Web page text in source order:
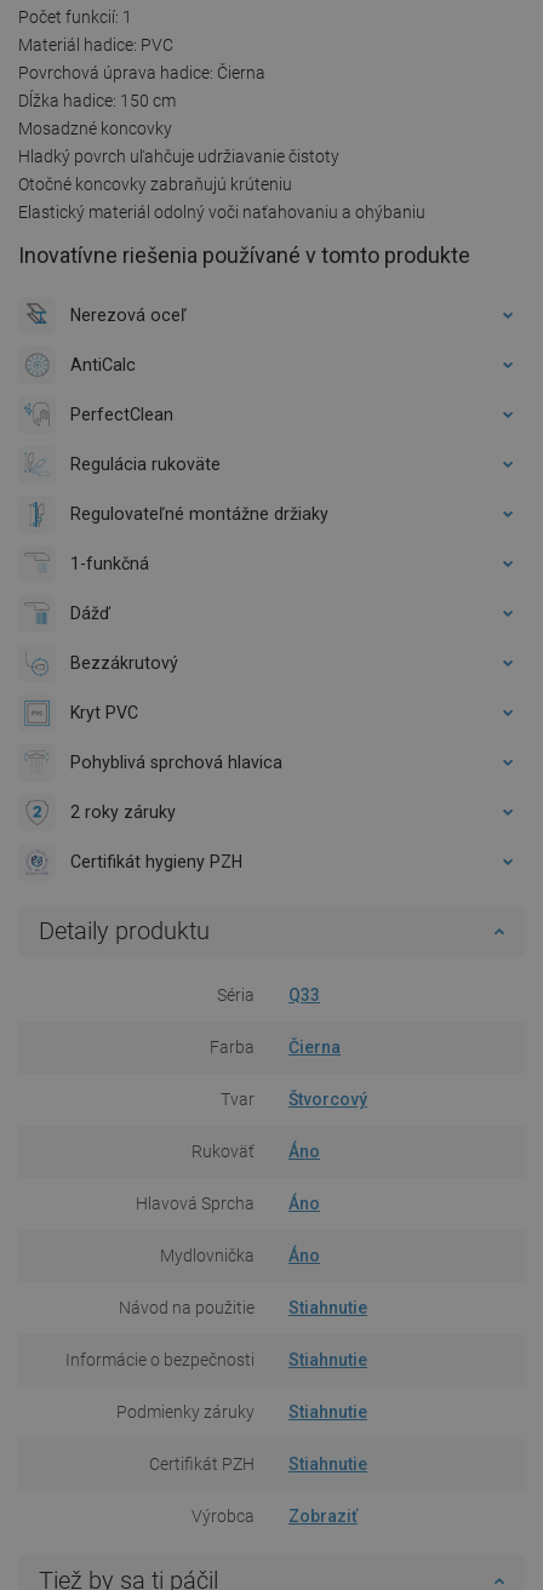
Počet funkcií: 1
Materiál hadice: PVC
Povrchová úprava hadice: Čierna
Dĺžka hadice: 150 cm
Mosadzné koncovky
Hladký povrch uľahčuje udržiavanie čistoty
Otočné koncovky zabraňujú krúteniu
Elastický materiál odolný voči naťahovaniu a ohýbaniu
Inovatívne riešenia používané v tomto produkte
Nerezová oceľ
AntiCalc
PerfectClean
Regulácia rukoväte
Regulovateľné montážne držiaky
1-funkčná
Dážď
Bezzákrutový
Kryt PVC
Pohyblivá sprchová hlavica
2 roky záruky
Certifikát hygieny PZH
Detaily produktu
Séria Q33
Farba Čierna
Tvar Štvorcový
Rukoväť Áno
Hlavová Sprcha Áno
Mydlovnička Áno
Návod na použitie Stiahnutie
Informácie o bezpečnosti Stiahnutie
Podmienky záruky Stiahnutie
Certifikát PZH Stiahnutie
Výrobca Zobraziť
Tiež by sa ti páčil